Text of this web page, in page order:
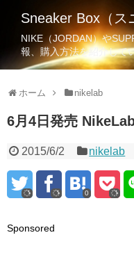
Sneaker Box（ス
NIKE（JORDAN）や
報、購入方法を紹介して
ホーム nikelab
6月4日発売
2015/6/2 nikelab
0
Sponsored